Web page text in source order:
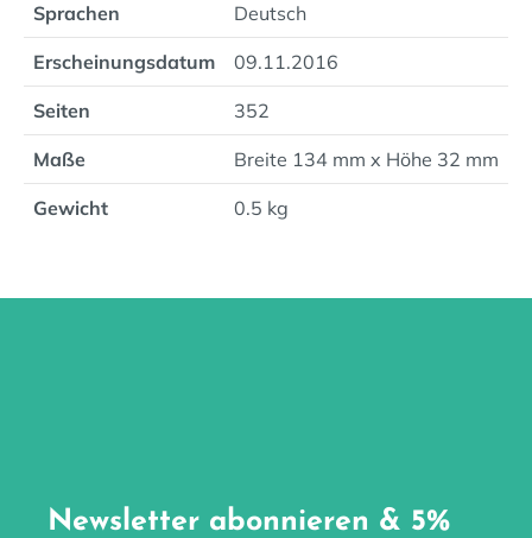
Sprachen Deutsch
Erscheinungsdatum 09.11.2016
Seiten 352
Maße Breite 134 mm x Höhe 32 mm
Gewicht 0.5 kg
Newsletter abonnieren & 5%